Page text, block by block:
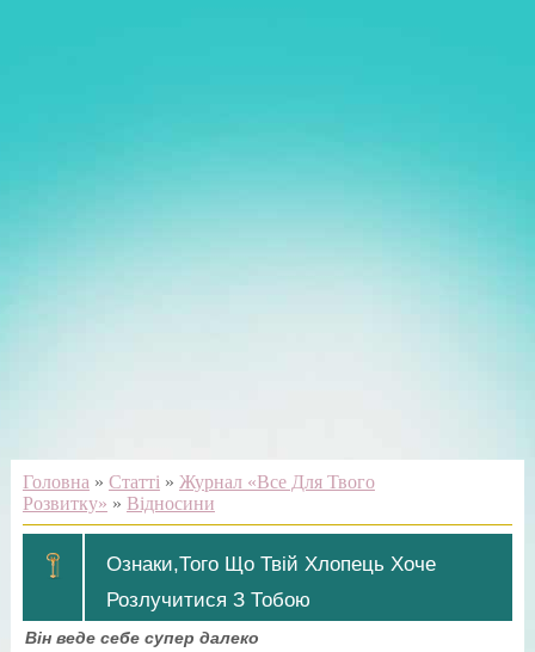
Головна » Статті » Журнал «Все Для Твого
Розвитку» » Відносини
Ознаки,Того Що Твій Хлопець Хоче
Розлучитися З Тобою
Він веде себе супер далеко